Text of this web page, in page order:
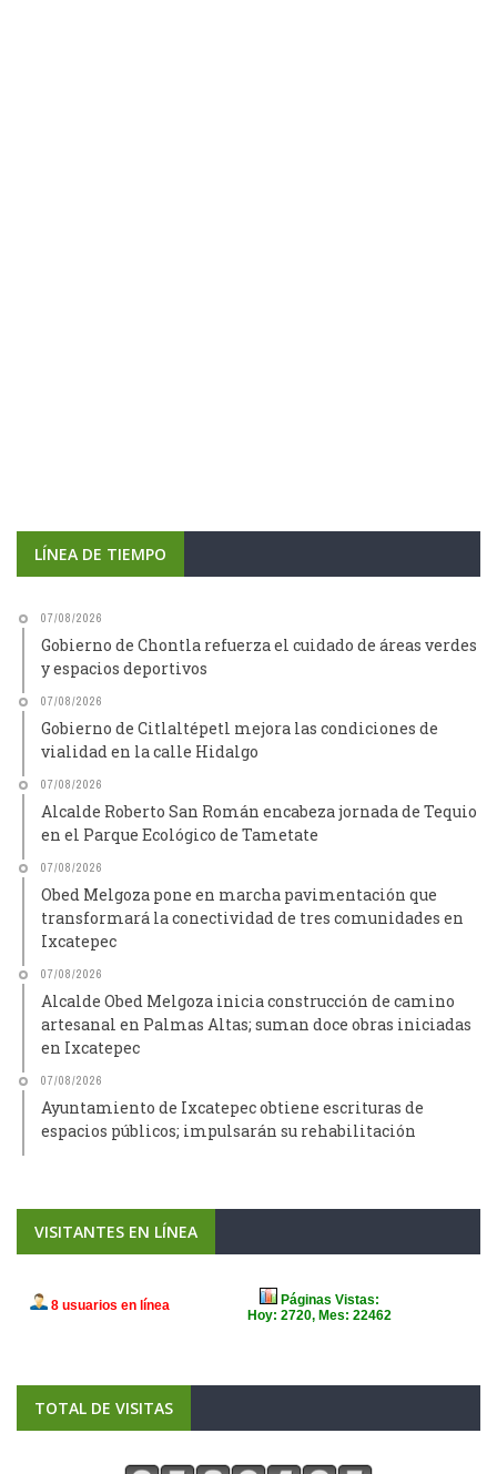
LÍNEA DE TIEMPO
07/08/2026
Gobierno de Chontla refuerza el cuidado de áreas verdes
y espacios deportivos
07/08/2026
Gobierno de Citlaltépetl mejora las condiciones de
vialidad en la calle Hidalgo
07/08/2026
Alcalde Roberto San Román encabeza jornada de Tequio
en el Parque Ecológico de Tametate
07/08/2026
Obed Melgoza pone en marcha pavimentación que
transformará la conectividad de tres comunidades en
Ixcatepec
07/08/2026
Alcalde Obed Melgoza inicia construcción de camino
artesanal en Palmas Altas; suman doce obras iniciadas
en Ixcatepec
07/08/2026
Ayuntamiento de Ixcatepec obtiene escrituras de
espacios públicos; impulsarán su rehabilitación
VISITANTES EN LÍNEA
TOTAL DE VISITAS